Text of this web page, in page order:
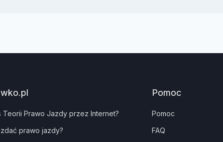
Teorii Prawo Jazdy przez Internet?
prawo jazdy?
Pomoc
Pomoc
FAQ